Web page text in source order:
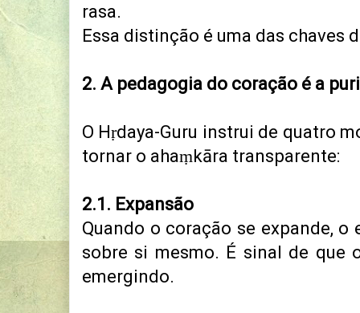
rasa.
Essa distinção é uma das chaves
2. A pedagogia do coração é a
O Hṛdaya-Guru instrui de quatro
tornar o ahaṃkāra transparente:
2.1. Expansão
Quando o coração se expande,
sobre si mesmo. É sinal de que
emergindo.